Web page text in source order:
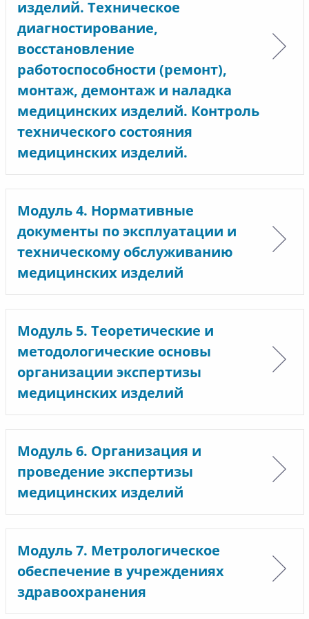
изделий. Техническое
диагностирование,
восстановление
работоспособности (ремонт),
монтаж, демонтаж и наладка
медицинских изделий. Контроль
технического состояния
медицинских изделий.
Модуль 4. Нормативные
документы по эксплуатации и
техническому обслуживанию
медицинских изделий
Модуль 5. Теоретические и
методологические основы
организации экспертизы
медицинских изделий
Модуль 6. Организация и
проведение экспертизы
медицинских изделий
Модуль 7. Метрологическое
обеспечение в учреждениях
здравоохранения